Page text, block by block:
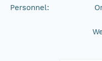
Personnel: